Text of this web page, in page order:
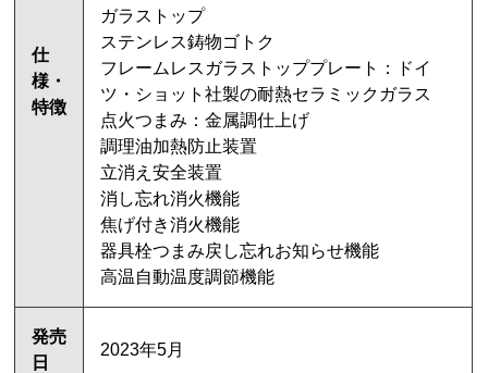
仕
様・
特徴
ガラストップ
ステンレス鋳物ゴトク
フレームレスガラストッププレート：ドイ
ツ・ショット社製の耐熱セラミックガラス
点火つまみ：金属調仕上げ
調理油加熱防止装置
立消え安全装置
消し忘れ消火機能
焦げ付き消火機能
器具栓つまみ戻し忘れお知らせ機能
高温自動温度調節機能
発売
日
2023年5月